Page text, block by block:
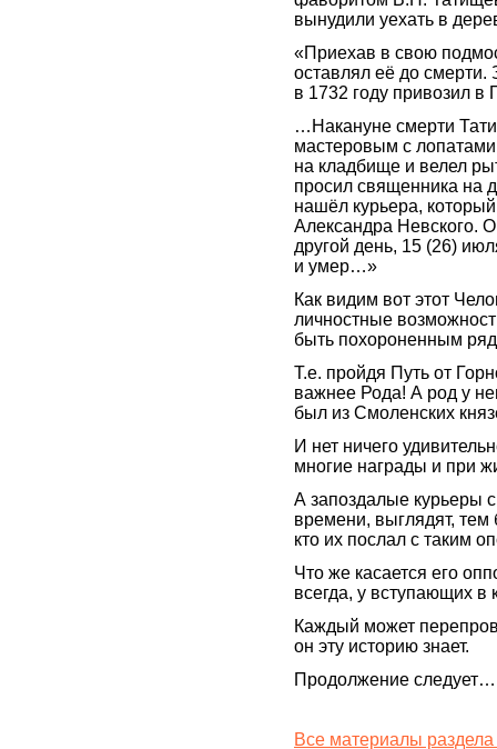
вынудили уехать в
«Приехав в свою
оставлял её до смерти.
в 1732 году привозил в
…Накануне смерти
мастеровым с
на кладбище и велел
просил священника на
нашёл курьера,
Александра Невского.
другой день, 15 (26)
и умер…»
Как видим вот этот
личностные
быть похороненным
Т.е. пройдя Путь от
важнее Рода! А род у
был из Смоленских
И нет ничего
многие награды и при
А запоздалые курьеры
времени, выглядят, тем
кто их послал с таким
Что же касается его
всегда, у вступающих
Каждый может
он эту историю знает.
Продолжение следует…
Все материалы